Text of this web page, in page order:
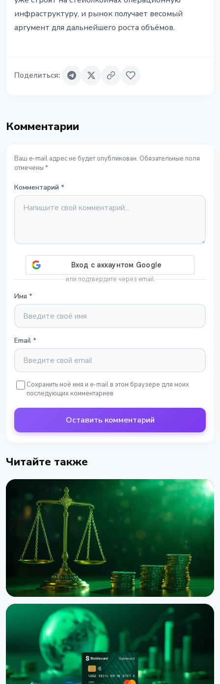
инфраструктуру, и рынок получает весомый
аргумент для дальнейшего роста объёмов.
Поделиться:
Комментарии
Ваш e-mail адрес не будет опубликован. Обязательные поля
отмечены *
Комментарий *
или подтвердите через email
Имя *
Email *
Сохранить моё имя и e-mail в этом браузере для моих
последующих комментариев
Оставить комментарий
Читайте также
Binance подала в суд на RedotPay из-за
переманивания 470 000 пользователей
6 августа 2026 г. 4 мин чтения